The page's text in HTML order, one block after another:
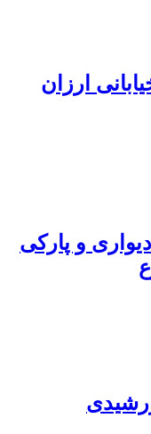
ارزان
و پارکی